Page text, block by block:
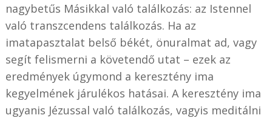
nagybetűs Másikkal való találkozás: az Istennel
való transzcendens találkozás. Ha az
imatapasztalat belső békét, önuralmat ad, vagy
segít felismerni a követendő utat – ezek az
eredmények úgymond a keresztény ima
kegyelmének járulékos hatásai. A keresztény ima
ugyanis Jézussal való találkozás, vagyis meditálni